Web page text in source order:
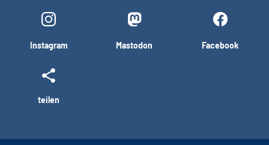
Instagram Mastodon Facebook
teilen